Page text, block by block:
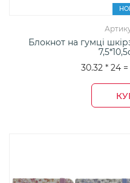
Блокнот на гумці
30.32 * 24 =